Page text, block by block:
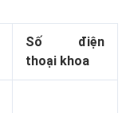
Số điện
thoại khoa